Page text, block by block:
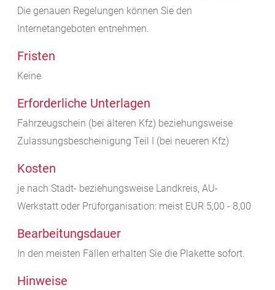
Die genauen Regelungen können Sie den
Internetangeboten entnehmen.
Fristen
Keine
Erforderliche Unterlagen
Fahrzeugschein (bei älteren Kfz) beziehungsweise
Zulassungsbescheinigung Teil I (bei neueren Kfz)
Kosten
je nach Stadt- beziehungsweise Landkreis, AU-
Werkstatt oder Prüforganisation: meist EUR 5,00 - 8,00
Bearbeitungsdauer
In den meisten Fällen erhalten Sie die Plakette sofort.
Hinweise